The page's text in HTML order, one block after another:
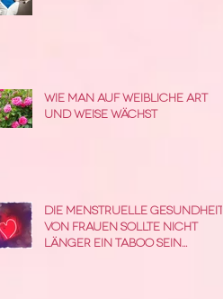
Wie man auf weibliche Art
und Weise wächst
Die menstruelle Gesundheit
von Frauen sollte nicht
länger ein Taboo sein...